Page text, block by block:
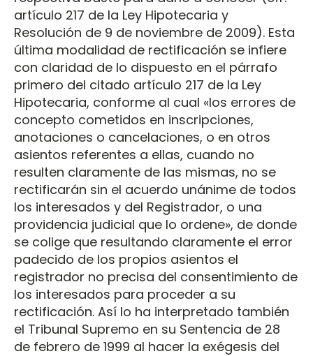
artículo 217 de la Ley Hipotecaria y
Resolución de 9 de noviembre de 2009). Esta
última modalidad de rectificación se infiere
con claridad de lo dispuesto en el párrafo
primero del citado artículo 217 de la Ley
Hipotecaria, conforme al cual «los errores de
concepto cometidos en inscripciones,
anotaciones o cancelaciones, o en otros
asientos referentes a ellas, cuando no
resulten claramente de las mismas, no se
rectificarán sin el acuerdo unánime de todos
los interesados y del Registrador, o una
providencia judicial que lo ordene», de donde
se colige que resultando claramente el error
padecido de los propios asientos el
registrador no precisa del consentimiento de
los interesados para proceder a su
rectificación. Así lo ha interpretado también
el Tribunal Supremo en su Sentencia de 28
de febrero de 1999 al hacer la exégesis del